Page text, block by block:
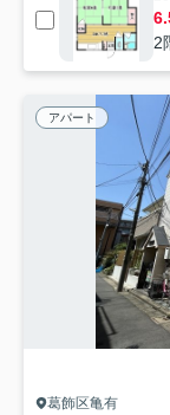
2
アパート
葛飾区亀有